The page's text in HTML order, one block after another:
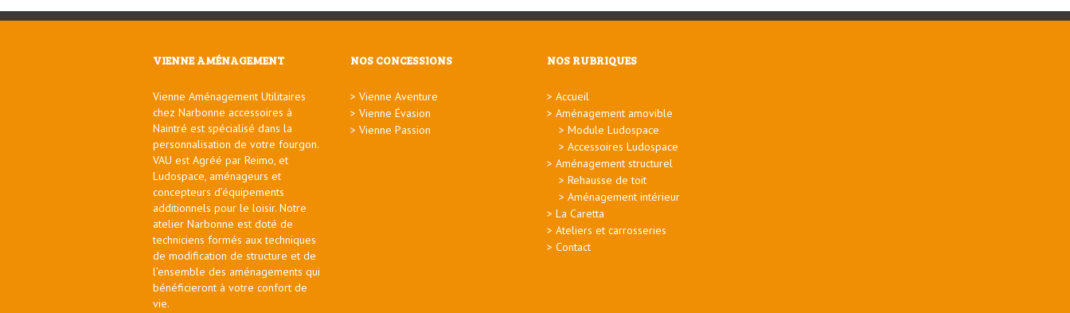
VIENNE AMÉNAGEMENT
Vienne Aménagement Utilitaires
chez Narbonne accessoires à
Naintré est spécialisé dans la
personnalisation de votre fourgon.
VAU est Agréé par Reimo, et
Ludospace, aménageurs et
concepteurs d’équipements
additionnels pour le loisir. Notre
atelier Narbonne est doté de
techniciens formés aux techniques
de modification de structure et de
l’ensemble des aménagements qui
bénéficieront à votre confort de
vie.
NOS CONCESSIONS
Vienne Aventure
Vienne Évasion
Vienne Passion
NOS RUBRIQUES
Accueil
Aménagement amovible
Module Ludospace
Accessoires Ludospace
Aménagement structurel
Rehausse de toit
Aménagement intérieur
La Caretta
Ateliers et carrosseries
Contact